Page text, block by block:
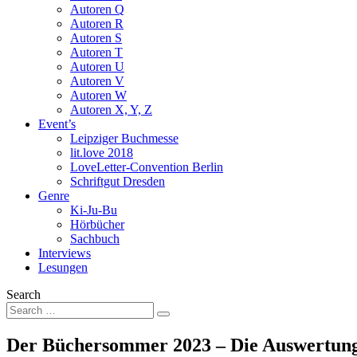
Autoren Q
Autoren R
Autoren S
Autoren T
Autoren U
Autoren V
Autoren W
Autoren X, Y, Z
Event’s
Leipziger Buchmesse
lit.love 2018
LoveLetter-Convention Berlin
Schriftgut Dresden
Genre
Ki-Ju-Bu
Hörbücher
Sachbuch
Interviews
Lesungen
Search
Der Büchersommer 2023 – Die